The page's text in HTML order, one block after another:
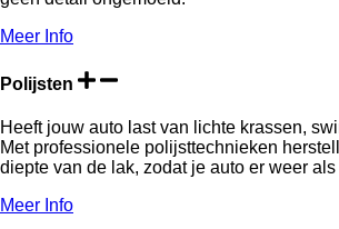
Meer Info
Polijsten
Heeft jouw auto last van lichte krassen,
Met professionele polijsttechnieken
diepte van de lak, zodat je auto er weer
Meer Info